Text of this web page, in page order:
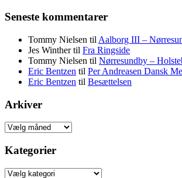
Seneste kommentarer
Tommy Nielsen til Aalborg III –
Jes Winthertil Fra Ringside
Tommy Nielsen til Nørresundby –
Eric Bentzen til Per Andreasen Dansk
Eric Bentzen til Besættelsen
Arkiver
Arkiver
Kategorier
Kategorier